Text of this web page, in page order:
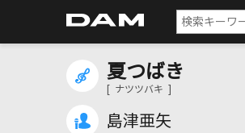
夏つばき
[ ナツツバキ ]
島津亜矢